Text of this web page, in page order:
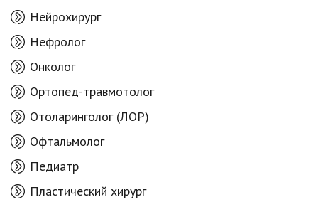
Нейрохирург
Нефролог
Онколог
Ортопед-травмотолог
Отоларинголог (ЛОР)
Офтальмолог
Педиатр
Пластический хирург